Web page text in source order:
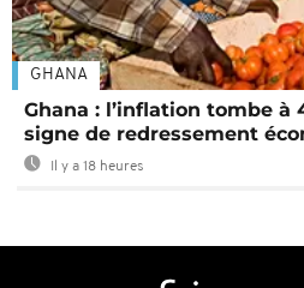
GHANA
Ghana : l’inflation tombe à
signe de redressement
Il y a 18 heures